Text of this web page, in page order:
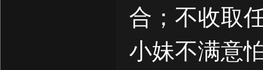
合；不收取
小妹不满意